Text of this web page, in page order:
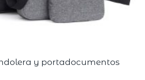
y portadocumentos